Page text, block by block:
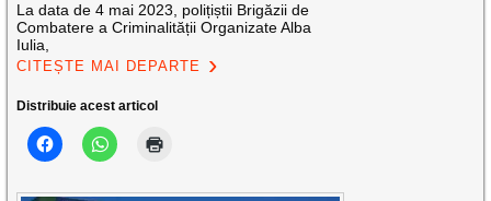
La data de 4 mai 2023, polițiștii Brigăzii de
Combatere a Criminalității Organizate Alba
Iulia,
CITEȘTE MAI DEPARTE
Distribuie acest articol